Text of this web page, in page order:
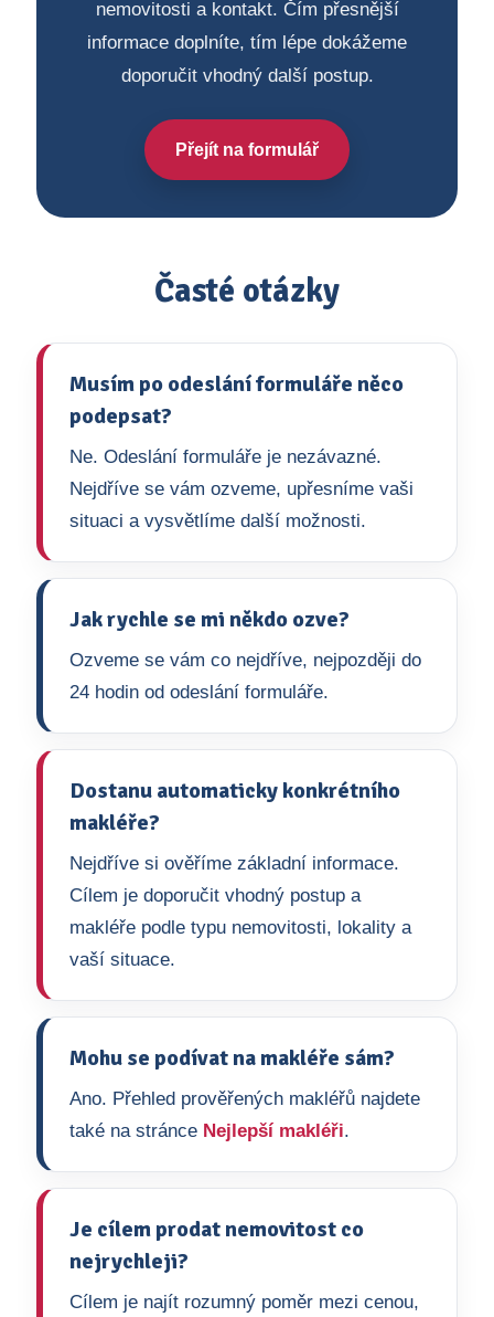
nemovitosti a kontakt. Čím přesnější
informace doplníte, tím lépe dokážeme
doporučit vhodný další postup.
Přejít na formulář
Časté otázky
Musím po odeslání formuláře něco
podepsat?
Ne. Odeslání formuláře je nezávazné.
Nejdříve se vám ozveme, upřesníme vaši
situaci a vysvětlíme další možnosti.
Jak rychle se mi někdo ozve?
Ozveme se vám co nejdříve, nejpozději do
24 hodin od odeslání formuláře.
Dostanu automaticky konkrétního
makléře?
Nejdříve si ověříme základní informace.
Cílem je doporučit vhodný postup a
makléře podle typu nemovitosti, lokality a
vaší situace.
Mohu se podívat na makléře sám?
Ano. Přehled prověřených makléřů najdete
také na stránce Nejlepší makléři.
Je cílem prodat nemovitost co
nejrychleji?
Cílem je najít rozumný poměr mezi cenou,